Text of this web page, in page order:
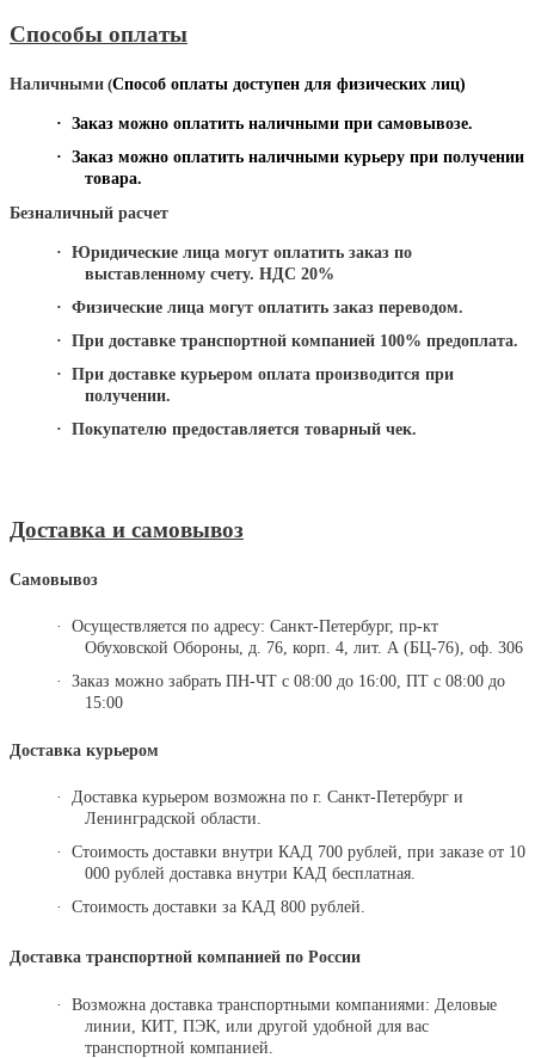
Способы оплаты
Наличными (Способ оплаты доступен для физических лиц)
· Заказ можно оплатить наличными при самовывозе.
· Заказ можно оплатить наличными курьеру при получении
товара.
Безналичный расчет
· Юридические лица могут оплатить заказ по
выставленному счету. НДС 20%
· Физические лица могут оплатить заказ переводом.
· При доставке транспортной компанией 100% предоплата.
· При доставке курьером оплата производится при
получении.
· Покупателю предоставляется товарный чек.
Доставка и самовывоз
Самовывоз
· Осуществляется по адресу: Санкт-Петербург, пр-кт
Обуховской Обороны, д. 76, корп. 4, лит. А (БЦ-76), оф. 306
·
Заказ можно забрать ПН-ЧТ с 08:00 до 16:00, ПТ с 08:00 до
15:00
Доставка курьером
·
Доставка курьером возможна по г. Санкт-Петербург и
Ленинградской области.
·
Стоимость доставки внутри КАД 700 рублей, при заказе от 10
000 рублей доставка внутри КАД бесплатная.
·
Стоимость доставки за КАД 800 рублей.
Доставка транспортной компанией по России
·
Возможна доставка транспортными компаниями: Деловые
линии, КИТ, ПЭК, или другой удобной для вас
транспортной компанией.